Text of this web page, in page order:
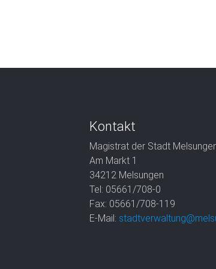
Kontakt
Magistrat der Stadt
Am Markt 1
34212 Melsungen
Tel: 05661/708-0
Fax: 05661/708-119
E-Mail: